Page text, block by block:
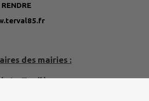
des mairies :
La Tardière